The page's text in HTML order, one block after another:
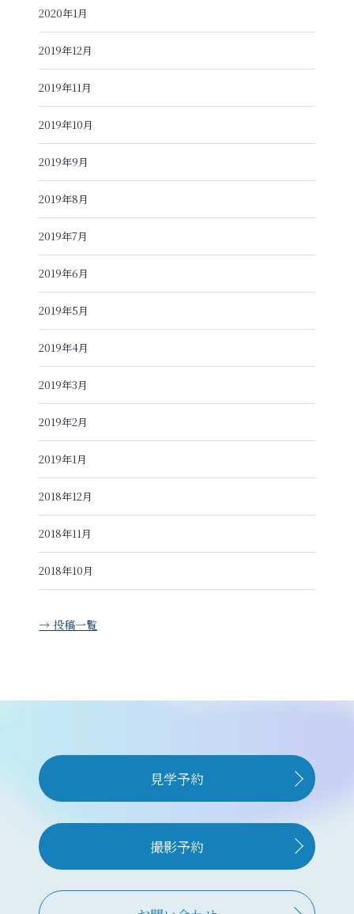
2020年1月
2019年12月
2019年11月
2019年10月
2019年9月
2019年8月
2019年7月
2019年6月
2019年5月
2019年4月
2019年3月
2019年2月
2019年1月
2018年12月
2018年11月
2018年10月
→ 投稿一覧
見学予約
撮影予約